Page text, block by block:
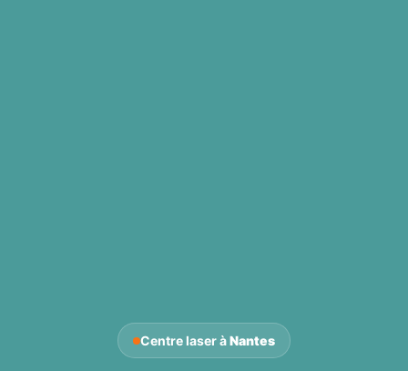
Centre laser àNantes